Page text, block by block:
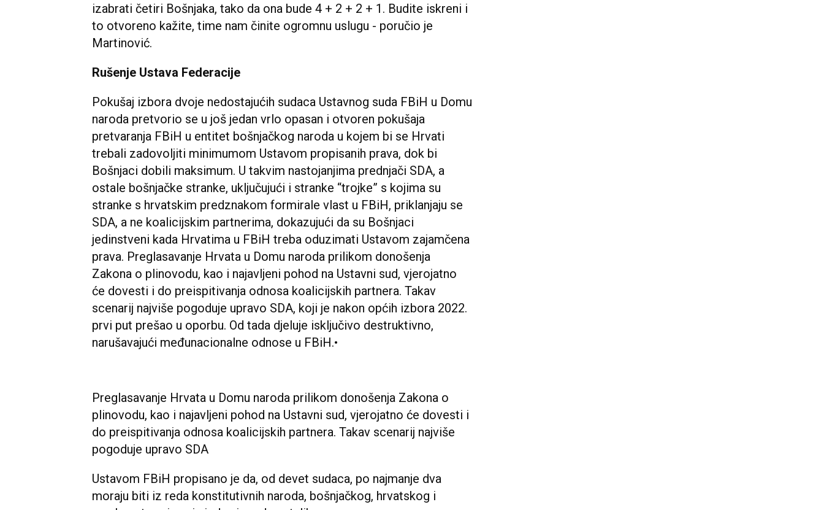
izabrati četiri Bošnjaka, tako da ona bude 4 + 2 + 2 + 1. Budite iskreni i
to otvoreno kažite, time nam činite ogromnu uslugu - poručio je
Martinović.
Rušenje Ustava Federacije
Pokušaj izbora dvoje nedostajućih sudaca Ustavnog suda FBiH u Domu
naroda pretvorio se u još jedan vrlo opasan i otvoren pokušaja
pretvaranja FBiH u entitet bošnjačkog naroda u kojem bi se Hrvati
trebali zadovoljiti minimumom Ustavom propisanih prava, dok bi
Bošnjaci dobili maksimum. U takvim nastojanjima prednjači SDA, a
ostale bošnjačke stranke, uključujući i stranke “trojke” s kojima su
stranke s hrvatskim predznakom formirale vlast u FBiH, priklanjaju se
SDA, a ne koalicijskim partnerima, dokazujući da su Bošnjaci
jedinstveni kada Hrvatima u FBiH treba oduzimati Ustavom zajamčena
prava. Preglasavanje Hrvata u Domu naroda prilikom donošenja
Zakona o plinovodu, kao i najavljeni pohod na Ustavni sud, vjerojatno
će dovesti i do preispitivanja odnosa koalicijskih partnera. Takav
scenarij najviše pogoduje upravo SDA, koji je nakon općih izbora 2022.
prvi put prešao u oporbu. Od tada djeluje isključivo destruktivno,
narušavajući međunacionalne odnose u FBiH.•
Preglasavanje Hrvata u Domu naroda prilikom donošenja Zakona o
plinovodu, kao i najavljeni pohod na Ustavni sud, vjerojatno će dovesti i
do preispitivanja odnosa koalicijskih partnera. Takav scenarij najviše
pogoduje upravo SDA
Ustavom FBiH propisano je da, od devet sudaca, po najmanje dva
moraju biti iz reda konstitutivnih naroda, bošnjačkog, hrvatskog i